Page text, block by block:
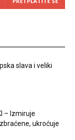
slava i veliki
– Izmiruje
ukroćuje